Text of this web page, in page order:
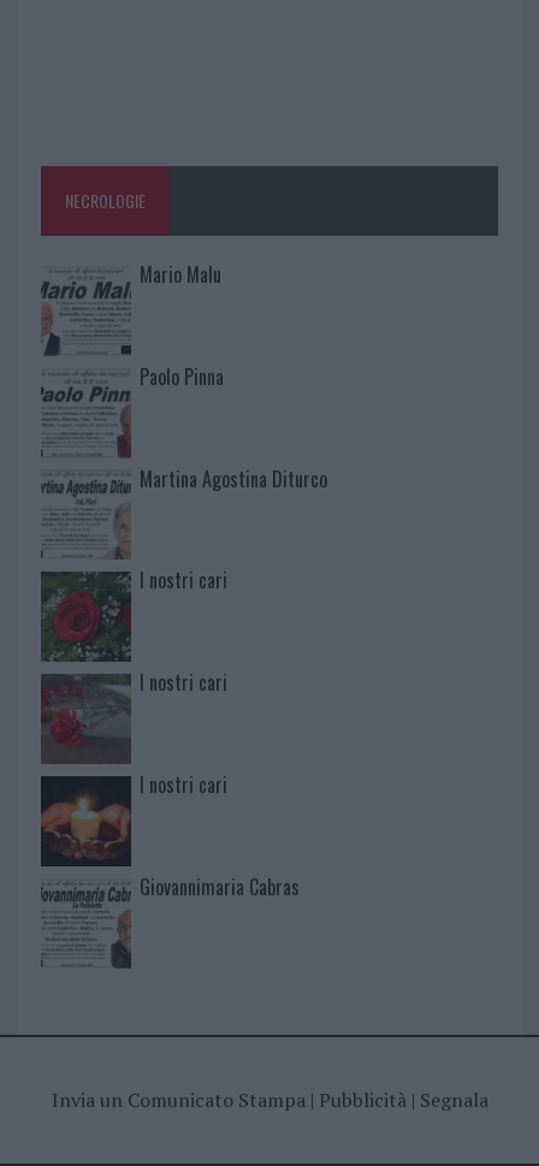
NECROLOGIE
Mario Malu
Paolo Pinna
Martina Agostina Diturco
I nostri cari
I nostri cari
I nostri cari
Giovannimaria Cabras
Invia un Comunicato Stampa| Pubblicità| Segnala